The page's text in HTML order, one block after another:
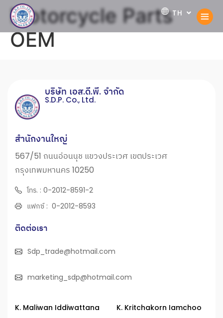
TH
EN
Motorcycle Parts
OEM
บริษัท เอส.ดี.พี. จำกัด
S.D.P. Co., Ltd.
สำนักงานใหญ่
567/51 ถนนอ่อนนุช แขวงประเวศ เขตประเวศ
กรุงเทพมหานคร 10250
โทร. : 0-2012-8591-2
แฟกซ์ : 0-2012-8593
ติดต่อเรา
Sdp_trade@hotmail.com
marketing_sdp@hotmail.com
K. Maliwan Iddiwattana
K. Kritchakorn Iamchoo